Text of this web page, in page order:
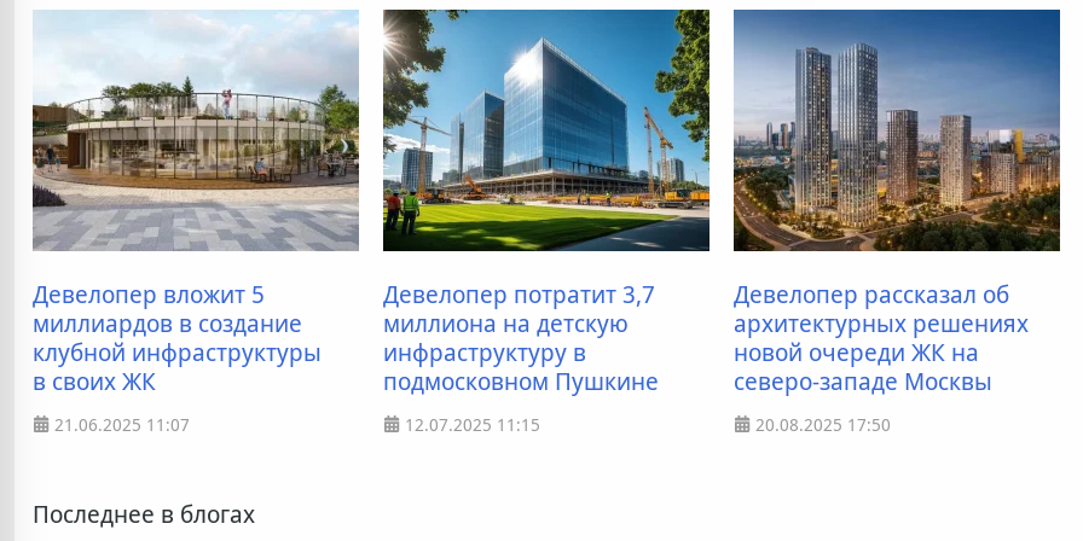
Девелопер вложит 5
миллиардов в создание
клубной инфраструктуры
в своих ЖК
21.06.2025 11:07
Девелопер потратит 3,7
миллиона на детскую
инфраструктуру в
подмосковном Пушкине
12.07.2025 11:15
Девелопер рассказал об
архитектурных решениях
новой очереди ЖК на
северо-западе Москвы
20.08.2025 17:50
Последнее в блогах